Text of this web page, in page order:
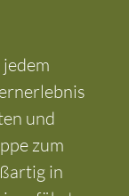
und
zum
in